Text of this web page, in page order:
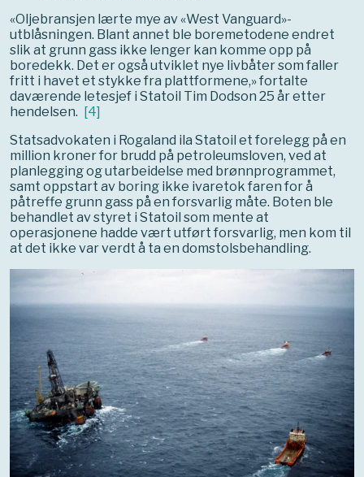
«Oljebransjen lærte mye av «West Vanguard»-
utblåsningen. Blant annet ble boremetodene endret
slik at grunn gass ikke lenger kan komme opp på
boredekk. Det er også utviklet nye livbåter som faller
fritt i havet et stykke fra plattformene,» fortalte
daværende letesjef i Statoil Tim Dodson 25 år etter
hendelsen. [4]
Statsadvokaten i Rogaland ila Statoil et forelegg på en
million kroner for brudd på petroleumsloven, ved at
planlegging og utarbeidelse med brønnprogrammet,
samt oppstart av boring ikke ivaretok faren for å
påtreffe grunn gass på en forsvarlig måte. Boten ble
behandlet av styret i Statoil som mente at
operasjonene hadde vært utført forsvarlig, men kom til
at det ikke var verdt å ta en domstolsbehandling.